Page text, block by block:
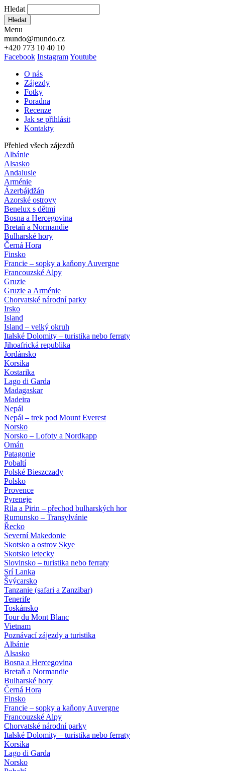
Hledat
Hledat
Menu
mundo@mundo.cz
+420 773 10 40 10
Facebook InstagramYoutube
O nás
Zájezdy
Fotky
Poradna
Recenze
Jak se přihlásit
Kontakty
Přehled všech zájezdů
Albánie
Alsasko
Andalusie
Arménie
Ázerbájdžán
Azorské ostrovy
Benelux s dětmi
Bosna a Hercegovina
Bretaň a Normandie
Bulharské hory
Černá Hora
Finsko
Francie – sopky a kaňony Auvergne
Francouzské Alpy
Gruzie
Gruzie a Arménie
Chorvatské národní parky
Irsko
Island
Island – velký okruh
Italské Dolomity – turistika nebo ferraty
Jihoafrická republika
Jordánsko
Korsika
Kostarika
Lago di Garda
Madagaskar
Madeira
Nepál
Nepál – trek pod Mount Everest
Norsko
Norsko – Lofoty a Nordkapp
Omán
Patagonie
Pobaltí
Polské Bieszczady
Polsko
Provence
Pyreneje
Rila a Pirin – přechod bulharských hor
Rumunsko – Transylvánie
Řecko
Severní Makedonie
Skotsko a ostrov Skye
Skotsko letecky
Slovinsko – turistika nebo ferraty
Srí Lanka
Švýcarsko
Tanzanie (safari a Zanzibar)
Tenerife
Toskánsko
Tour du Mont Blanc
Vietnam
Poznávací zájezdy a turistika
Albánie
Alsasko
Bosna a Hercegovina
Bretaň a Normandie
Bulharské hory
Černá Hora
Finsko
Francie – sopky a kaňony Auvergne
Francouzské Alpy
Chorvatské národní parky
Italské Dolomity – turistika nebo ferraty
Korsika
Lago di Garda
Norsko